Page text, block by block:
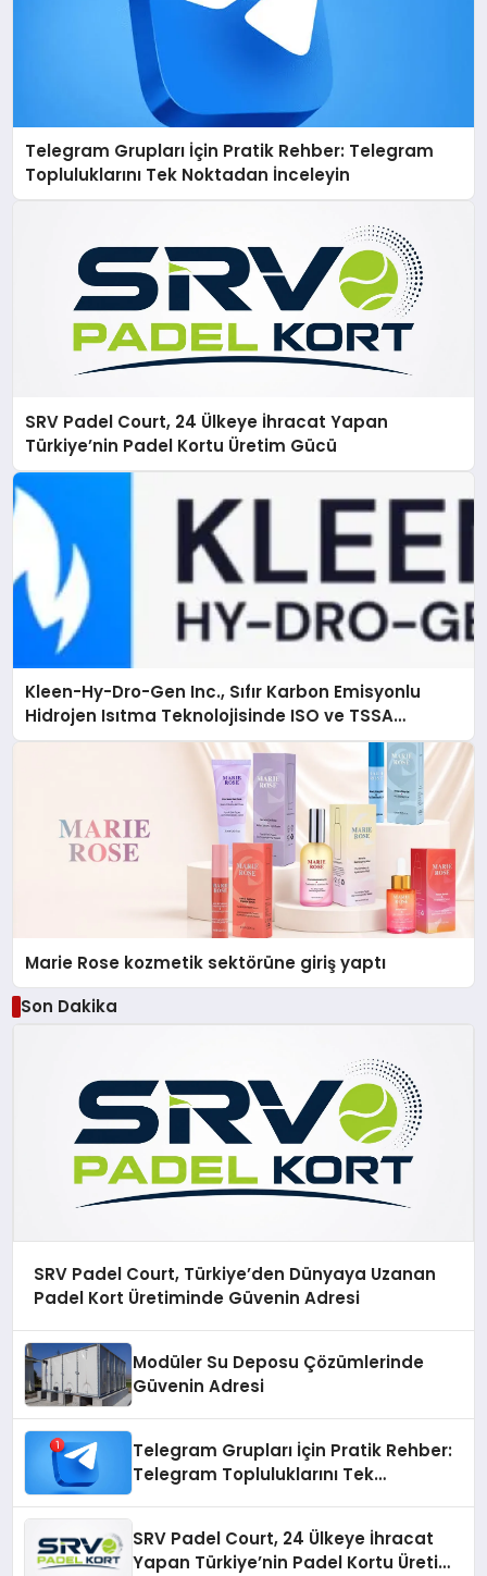
Telegram Grupları İçin Pratik Rehber: Telegram
Topluluklarını Tek Noktadan İnceleyin
SRV Padel Court, 24 Ülkeye İhracat Yapan
Türkiye’nin Padel Kortu Üretim Gücü
Kleen-Hy-Dro-Gen Inc., Sıfır Karbon Emisyonlu
Hidrojen Isıtma Teknolojisinde ISO ve TSSA
Düzenleyici Onaylarını Aldı
Marie Rose kozmetik sektörüne giriş yaptı
Son Dakika
SRV Padel Court, Türkiye’den Dünyaya Uzanan
Padel Kort Üretiminde Güvenin Adresi
Modüler Su Deposu Çözümlerinde
Güvenin Adresi
Telegram Grupları İçin Pratik Rehber:
Telegram Topluluklarını Tek
SRV Padel Court, 24 Ülkeye İhracat
Yapan Türkiye’nin Padel Kortu Üretim